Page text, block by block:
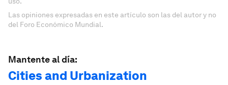
Las opiniones expresadas en este artículo son las del autor y no
del Foro Económico Mundial.
Mantente al día:
Cities and Urbanization